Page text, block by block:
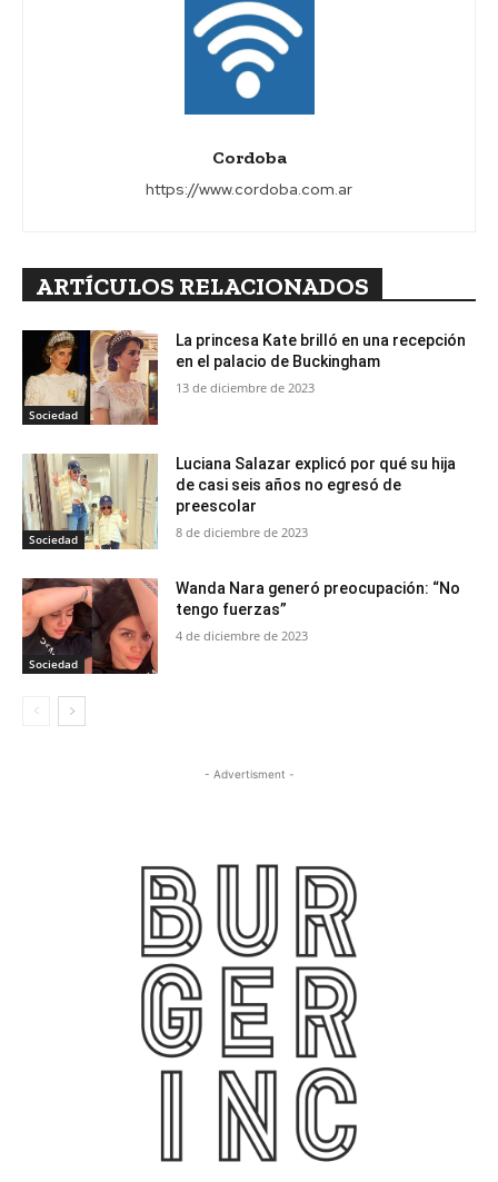
Cordoba
https://www.cordoba.com.ar
ARTÍCULOS RELACIONADOS
Sociedad
La princesa Kate brilló en una recepción
en el palacio de Buckingham
13 de diciembre de 2023
Sociedad
Luciana Salazar explicó por qué su hija
de casi seis años no egresó de
preescolar
8 de diciembre de 2023
Sociedad
Wanda Nara generó preocupación: “No
tengo fuerzas”
4 de diciembre de 2023
- Advertisment -